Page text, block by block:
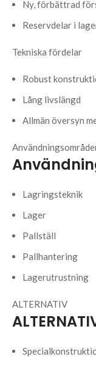
Ny, förbättrad
Reservdelar i
Tekniska fördelar
Robust
Lång livslängd
Allmän översyn
Lagringsteknik
Lager
Pallställ
Pallhantering
Lagerutrustning
ALTERNATIV